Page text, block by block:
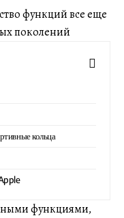
функций все еще
поколений
кольца
функциями,